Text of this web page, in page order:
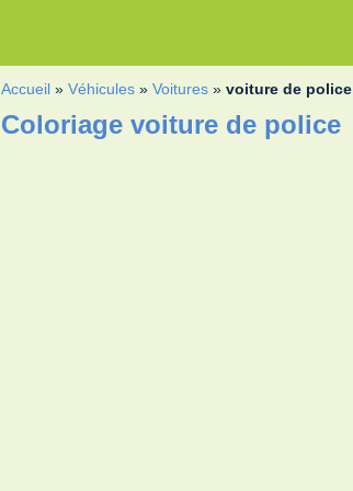
Accueil »Véhicules »Voitures »voiture de police
Coloriage voiture de police